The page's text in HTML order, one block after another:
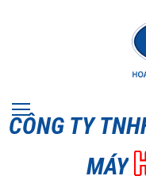
CÔNG TY
MÁY